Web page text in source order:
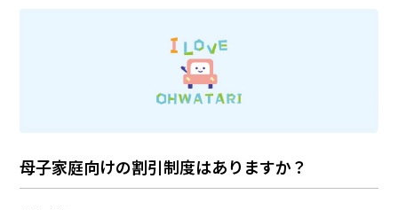
母子家庭向けの割引制度はありますか？